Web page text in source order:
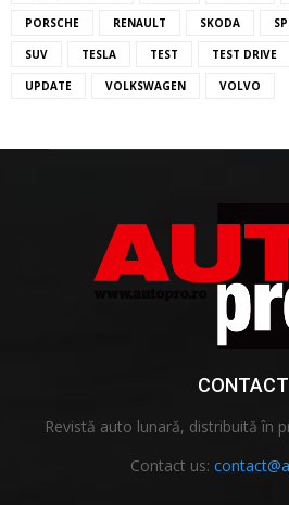
PORSCHE RENAULT SKODA
SUV TESLA TEST TEST DRIVE
UPDATE VOLKSWAGEN VOLVO
CONTACT
Revistă auto lunară, distribuită în
Contact us: